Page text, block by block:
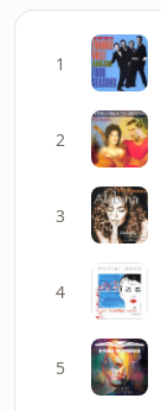
1
2
3
4
5